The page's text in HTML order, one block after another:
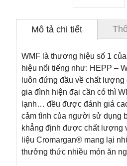
Mô tả chi tiết
WMF là thương hiệu số 1
hiệu nổi tiếng như: HEPP –
luôn đứng đầu về chất
gia đình hiện đại cần có thì
lạnh… đều được đánh giá
cảm tình của người sử dụng
khẳng định được chất lượng
liệu Cromargan® mang lại
thưởng thức nhiều món ăn